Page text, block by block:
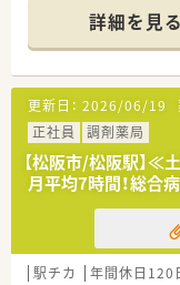
■応需科目は内
ニックからの
■1日70～80枚
で対応をしてお
【募集背景と求
■今回の募集は
り、将来の薬局
ます。 ■仲間を
ら力を合わせて
す。
■経験の有無
熱意と、豊かな
す。
詳細を見る
更新日： 2026/06/19
正社員
調剤薬局
【松阪市/松阪駅】≪
月平均7時間！総合
駅チカ 年間休日120